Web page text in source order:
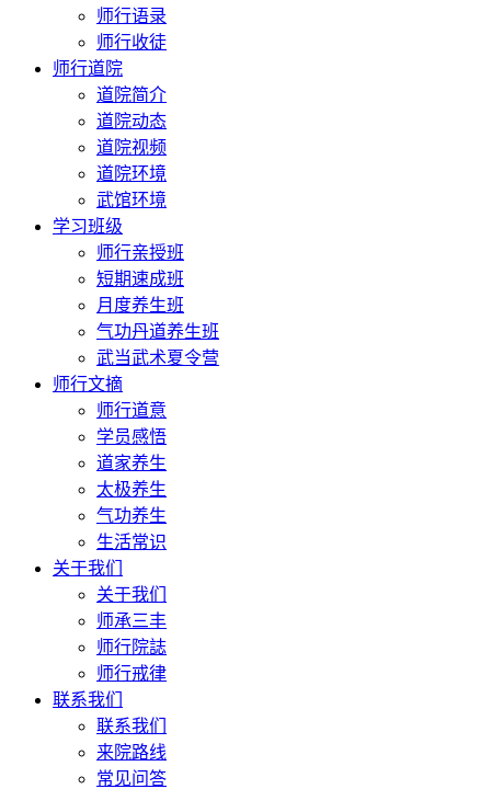
师行语录
师行收徒
师行道院
道院简介
道院动态
道院视频
道院环境
武馆环境
学习班级
师行亲授班
短期速成班
月度养生班
气功丹道养生班
武当武术夏令营
师行文摘
师行道意
学员感悟
道家养生
太极养生
气功养生
生活常识
关于我们
关于我们
师承三丰
师行院誌
师行戒律
联系我们
联系我们
来院路线
常见问答